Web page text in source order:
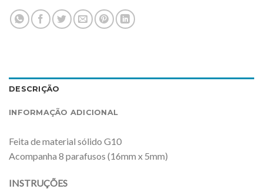
DESCRIÇÃO
INFORMAÇÃO ADICIONAL
Feita de material sólido G10
Acompanha 8 parafusos (16mm x 5mm)
INSTRUÇÕES